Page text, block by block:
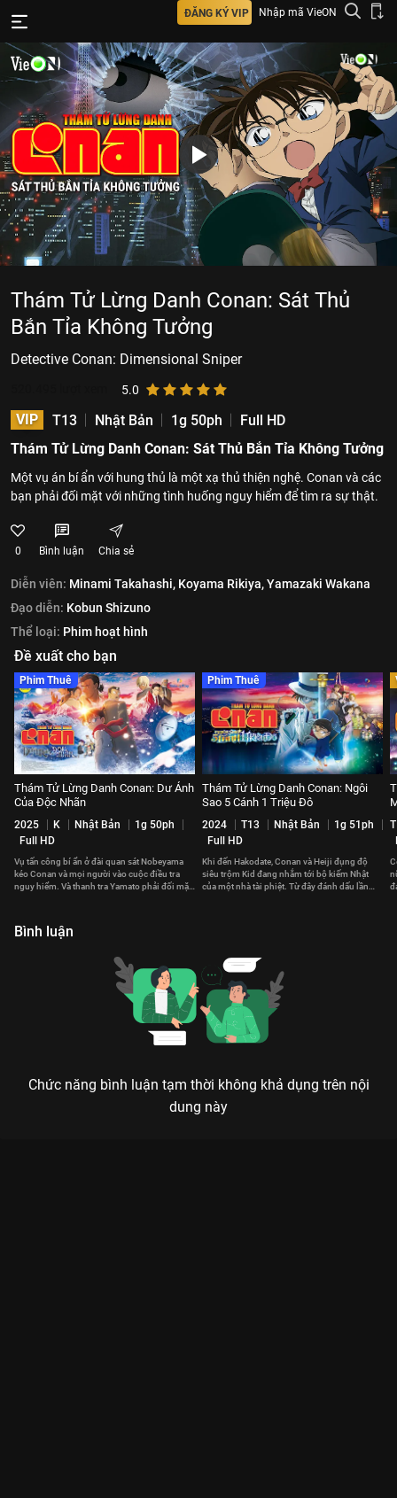
ĐĂNG KÝ VIP Nhập mã VieON
Thám Tử Lừng Danh Conan: Sát Thủ
Bắn Tỉa Không Tưởng
Detective Conan: Dimensional Sniper
5.0
VIP T13 Nhật Bản 1g 50ph
Full HD
Thám Tử Lừng Danh Conan: Sát Thủ Bắn Tỉa Không Tưởng
Một vụ án bí ẩn với hung thủ là một xạ thủ thiện nghệ. Conan và các
bạn phải đối mặt với những tình huống nguy hiểm để tìm ra sự thật.
0 Bình luận Chia sẻ
Diễn viên: Minami Takahashi, Koyama Rikiya,Yamazaki Wakana
Đạo diễn: Kobun Shizuno
Thể loại: Phim hoạt hình
Đề xuất cho bạn
Phim Thuê
Thám Tử Lừng Danh Conan: Dư Ảnh
Của Độc Nhãn
2025 K Nhật Bản
1g 50ph
Full HD
Vụ tấn công bí ẩn ở đài quan sát Nobeyama
kéo Conan và mọi người vào cuộc điều tra
nguy hiểm. Và thanh tra Yamato phải đối mặt
Phim Thuê
Thám Tử Lừng Danh Conan: Ngôi
Sao 5 Cánh 1 Triệu Đô
2024 T13 Nhật Bản
1g 51ph
Full HD
Khi đến Hakodate, Conan và Heiji đụng độ
siêu trộm Kid đang nhắm tới bộ kiếm Nhật
của một nhà tài phiệt. Từ đây đánh dấu lần
Bình luận
Chức năng bình luận tạm thời không khả dụng trên nội
dung này